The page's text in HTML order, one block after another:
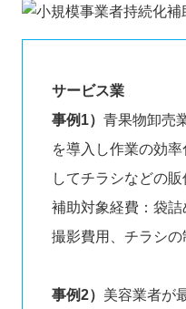
サービス業
事例1） 青果物卸売
を導入し作業の効
してチラシなどの
補助対象経費：袋
撮影費用、チラシの
事例2） 美容業者が